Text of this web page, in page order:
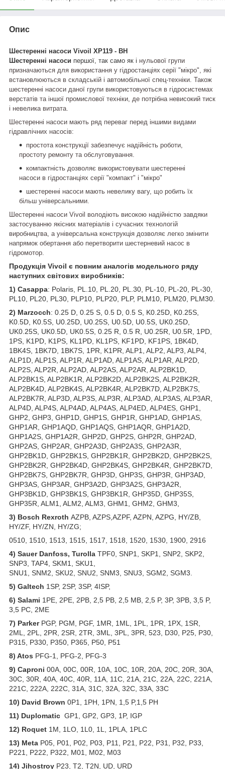
Опис
Шестеренні насоси Vivoil XP119 - ВН
Шестеренні насоси першої, так само як і нульової групи
призначаються для використання у гідростанціях серії "мікро", які
встановлюються в складській і автомобільної спец-техніки. Також
шестеренні насоси даної групи використовуються в гідросистемах
верстатів та іншої промислової техніки, де потрібна невисокий тиск
і невелика витрата.
Шестеренні насоси мають ряд переваг перед іншими видами
гідравлічних насосів:
простота конструкції забезпечує надійність роботи,
простоту ремонту та обслуговування.
компактність дозволяє використовувати шестеренні
насоси в гідростанціях серії "компакт" і "мікро"
шестеренні насоси мають невелику вагу, що робить їх
більш універсальними.
Шестеренні насоси Vivoil володіють високою надійністю завдяки
застосуванню якісних матеріалів і сучасних технологій
виробництва, а універсальна конструкція дозволяє легко змінити
напрямок обертання або перетворити шестерневий насос в
гідромотор.
Продукція Vivoil є повним аналогів модельного ряду
наступних світових виробників:
1) Casappa: Polaris, PL.10, PL.20, PL.30, PL-10, PL-20, PL-30,
PL10, PL20, PL30, PLP10, PLP20, PLP, PLM10, PLM20, PLM30.
2) Marzocch: 0.25 D, 0.25 S, 0.5 D, 0.5 S, K0.25D, K0.25S,
K0.5D, K0.5S, U0.25D, U0.25S, U0.5D, U0.5S, UK0.25D,
UK0.25S, UK0.5D, UK0.5S, 0.25 R, 0.5 R, U0.25R, U0.5R, 1PD,
1PS, K1PD, K1PS, KL1PD, KL1PS, KF1PD, KF1PS, 1BK4D,
1BK4S, 1BK7D, 1BK7S, 1PR, K1PR, ALP1, ALP2, ALP3, ALP4,
ALP1D, ALP1S, ALP1R, ALP1AD, ALP1AS, ALP1AR, ALP2D,
ALP2S, ALP2R, ALP2AD, ALP2AS, ALP2AR, ALP2BK1D,
ALP2BK1S, ALP2BK1R, ALP2BK2D, ALP2BK2S, ALP2BK2R,
ALP2BK4D, ALP2BK4S, ALP2BK4R, ALP2BK7D, ALP2BK7S,
ALP2BK7R, ALP3D, ALP3S, ALP3R, ALP3AD, ALP3AS, ALP3AR,
ALP4D, ALP4S, ALP4AD, ALP4AS, ALP4ED, ALP4ES, GHP1,
GHP2, GHP3, GHP1D, GHP1S, GHP1R, GHP1AD, GHP1AS,
GHP1AR, GHP1AQD, GHP1AQS, GHP1AQR, GHP1A2D,
GHP1A2S, GHP1A2R, GHP2D, GHP2S, GHP2R, GHP2AD,
GHP2AS, GHP2AR, GHP2A3D, GHP2A3S, GHP2A3R,
GHP2BK1D, GHP2BK1S, GHP2BK1R, GHP2BK2D, GHP2BK2S,
GHP2BK2R, GHP2BK4D, GHP2BK4S, GHP2BK4R, GHP2BK7D,
GHP2BK7S, GHP2BK7R, GHP3D, GHP3S, GHP3R, GHP3AD,
GHP3AS, GHP3AR, GHP3A2D, GHP3A2S, GHP3A2R,
GHP3BK1D, GHP3BK1S, GHP3BK1R, GHP35D, GHP35S,
GHP35R, ALM1, ALM2, ALM3, GHM1, GHM2, GHM3,
3) Bosch Rexroth AZPB, AZPS,AZPF, AZPN, AZPG, HY/ZB,
HY/ZF, HY/ZN, HY/ZG;
0510, 1510, 1513, 1515, 1517, 1518, 1520, 1530, 1900, 2916
4) Sauer Danfoss, Turolla TPF0, SNP1, SKP1, SNP2, SKP2,
SNP3, TAP4, SKM1, SKU1,
SNU1, SNM2, SKU2, SNU2, SNM3, SNU3, SGM2, SGM3.
5) Galtech 1SP, 2SP, 3SP, 4ISP,
6) Salami 1PE, 2PE, 2PB, 2,5 PB, 2,5 MB, 2,5 P, 3P, 3PB, 3,5 P,
3,5 PC, 2ME
7) Parker PGP, PGM, PGF, 1MR, 1ML, 1PL, 1PR, 1PX, 1SR,
2ML, 2PL, 2PR, 2SR, 2TR, 3ML, 3PL, 3PR, 523, D30, P25, P30,
P315, P330, P350, P365, P50, P51
8) Atos PFG-1, PFG-2, PFG-3
9) Caproni 00A, 00C, 00R, 10A, 10C, 10R, 20A, 20C, 20R, 30A,
30C, 30R, 40A, 40C, 40R, 11A, 11C, 21A, 21C, 22A, 22C, 221A,
221C, 222A, 222C, 31A, 31C, 32A, 32C, 33A, 33C
10) David Brown 0P1, 1PH, 1PN, 1,5 P,1,5 PH
11) Duplomatic GP1, GP2, GP3, 1P, IGP
12) Roquet 1M, 1LO, 1L0, 1L, 1PLA, 1PLC
13) Meta P05, P01, P02, P03, P11, P21, P22, P31, P32, P33,
P221, P222, P322, M01, M02, M03
14) Jihostroy P23, T2, T2N, UD, URD